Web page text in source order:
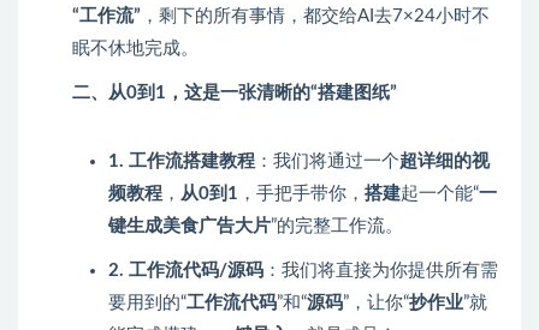
“工作流” ，剩下的所有事情，都交给AI去7×24小时不
眠不休地完成。
二、从0到1，这是一张清晰的“搭建图纸”
1. 工作流搭建教程 ：我们将通过一个超详细的视
频教程 ， 从0到1 ，手把手带你， 搭建起一个能“一
键生成美食广告大片”的完整工作流。
2. 工作流代码/源码 ：我们将直接为你提供所有需
要用到的“工作流代码”和“源码”，让你“抄作业”就